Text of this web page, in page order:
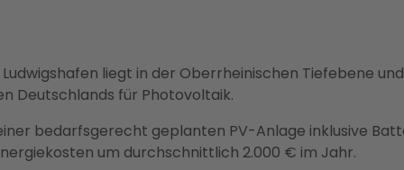
liegt in der Oberrheinischen Tiefebene
Deutschlands für Photovoltaik.
bedarfsgerecht geplanten PV-Anlage inklusive
um durchschnittlich 2.000 € im Jahr.